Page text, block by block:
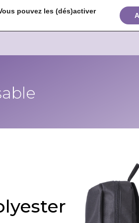
 
pouvez les (dés)activer